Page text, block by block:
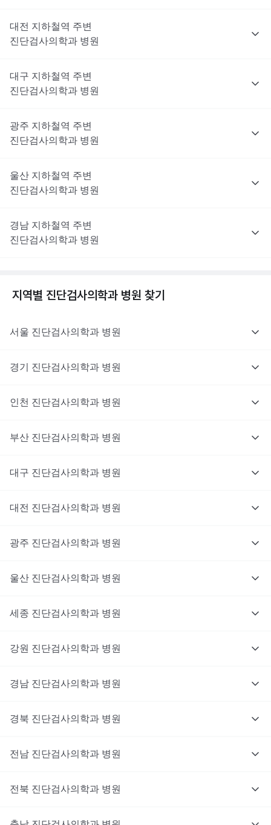
대전 지하철역 주변
진단검사의학과 병원
대구 지하철역 주변
진단검사의학과 병원
광주 지하철역 주변
진단검사의학과 병원
울산 지하철역 주변
진단검사의학과 병원
경남 지하철역 주변
진단검사의학과 병원
지역별 진단검사의학과 병원 찾기
서울 진단검사의학과 병원
경기 진단검사의학과 병원
인천 진단검사의학과 병원
부산 진단검사의학과 병원
대구 진단검사의학과 병원
대전 진단검사의학과 병원
광주 진단검사의학과 병원
울산 진단검사의학과 병원
세종 진단검사의학과 병원
강원 진단검사의학과 병원
경남 진단검사의학과 병원
경북 진단검사의학과 병원
전남 진단검사의학과 병원
전북 진단검사의학과 병원